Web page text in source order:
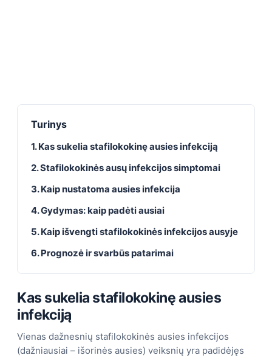
Turinys
1. Kas sukelia stafilokokinę ausies infekciją
2. Stafilokokinės ausų infekcijos simptomai
3. Kaip nustatoma ausies infekcija
4. Gydymas: kaip padėti ausiai
5. Kaip išvengti stafilokokinės infekcijos ausyje
6. Prognozė ir svarbūs patarimai
Kas sukelia stafilokokinę ausies
infekciją
Vienas dažnesnių stafilokokinės ausies infekcijos
(dažniausiai – išorinės ausies) veiksnių yra padidėjęs